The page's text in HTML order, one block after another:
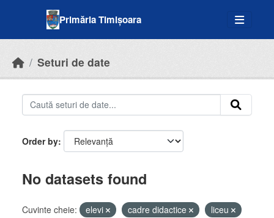
Primăria Timișoara
Seturi de date
Order by
No datasets found
Cuvinte cheie: elevi cadre didactice
liceu